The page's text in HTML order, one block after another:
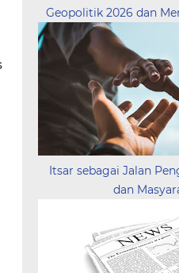
Geopolitik 2026 dan
Itsar sebagai Jalan
dan